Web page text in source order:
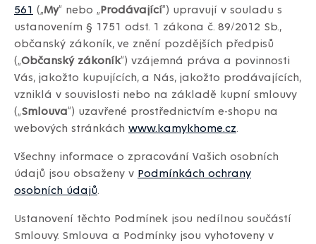
561 („My“ nebo „Prodávající“) upravují v souladu s
ustanovením § 1751 odst. 1 zákona č. 89/2012 Sb.,
občanský zákoník, ve znění pozdějších předpisů
(„Občanský zákoník“) vzájemná práva a povinnosti
Vás, jakožto kupujících, a Nás, jakožto prodávajících,
vzniklá v souvislosti nebo na základě kupní smlouvy
(„Smlouva“) uzavřené prostřednictvím e-shopu na
webových stránkách www.kamykhome.cz.
Všechny informace o zpracování Vašich osobních
údajů jsou obsaženy v Podmínkách ochrany
osobních údajů.
Ustanovení těchto Podmínek jsou nedílnou součástí
Smlouvy. Smlouva a Podmínky jsou vyhotoveny v